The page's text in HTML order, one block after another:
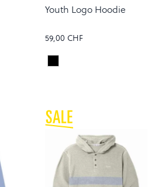
Youth Logo Hoodie
59,00 CHF
Colour
KNIT BLACK